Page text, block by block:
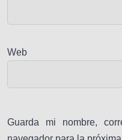
Web
Guarda mi nombre,